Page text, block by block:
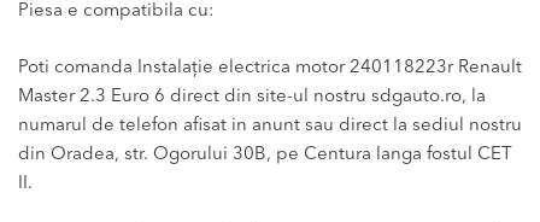
Piesa e compatibila cu:
Poti comanda Instalație electrica motor 240118223r Renault
Master 2.3 Euro 6 direct din site-ul nostru sdgauto.ro, la
numarul de telefon afisat in anunt sau direct la sediul nostru
din Oradea, str. Ogorului 30B, pe Centura langa fostul CET
II.